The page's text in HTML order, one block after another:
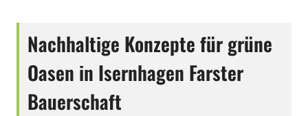
Nachhaltige Konzepte für grüne
Oasen in Isernhagen Farster
Bauerschaft